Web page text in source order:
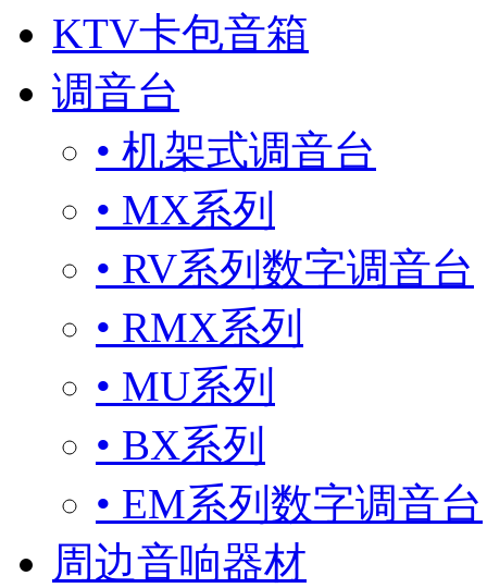
KTV卡包音箱
调音台
• 机架式调音台
• MX系列
• RV系列数字调音台
• RMX系列
• MU系列
• BX系列
• EM系列数字调音台
周边音响器材